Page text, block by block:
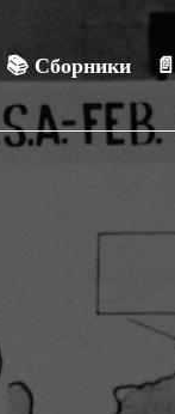
📚 Сборники 📄